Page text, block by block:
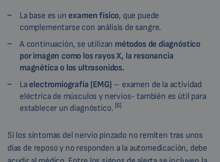
La base es un examen físico, que puede
complementarse con análisis de sangre.
A continuación, se utilizan métodos de diagnóstico
por imagen como los rayos X, la resonancia
magnética o los ultrasonidos.
Laelectromiografía (EMG) – examen de la actividad
eléctrica de músculos y nervios- también es útil para
establecer un diagnóstico. [6]
Si los síntomas del nervio pinzado no remiten tras unos
días de reposo y no responden a la automedicación, debe